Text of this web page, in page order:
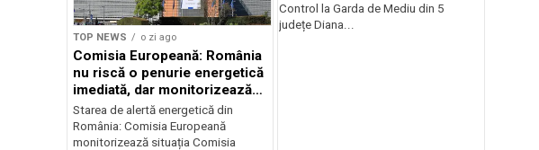
TOP NEWS o zi ago
Comisia Europeană: România
nu riscă o penurie energetică
imediată, dar monitorizează
situația
Starea de alertă energetică din
România: Comisia Europeană
monitorizează situația Comisia
Control la Garda de Mediu din 5
județe Diana...